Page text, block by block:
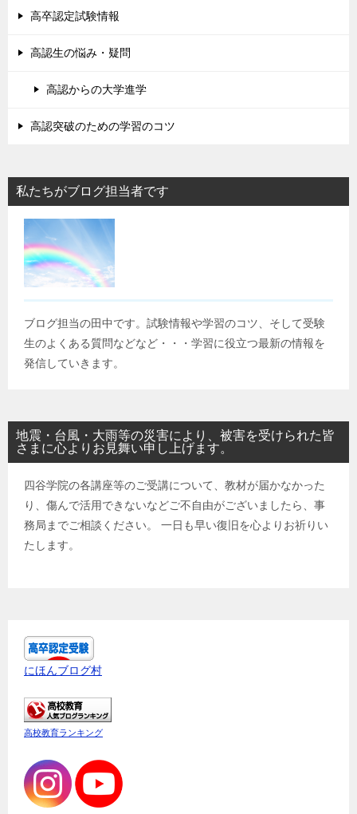
高卒認定試験情報
高認生の悩み・疑問
高認からの大学進学
高認突破のための学習のコツ
私たちがブログ担当者です
ブログ担当の田中です。試験情報や学習のコツ、そして受験
生のよくある質問などなど・・・学習に役立つ最新の情報を
発信していきます。
地震・台風・大雨等の災害により、被害を受けられた皆
さまに心よりお見舞い申し上げます。
四谷学院の各講座等のご受講について、教材が届かなかった
り、傷んで活用できないなどご不自由がございましたら、事
務局までご相談ください。 一日も早い復旧を心よりお祈りい
たします。
にほんブログ村
高校教育ランキング